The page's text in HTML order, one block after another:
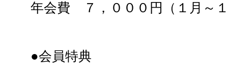
年会費 ７，０００円（１月～
●会員特典